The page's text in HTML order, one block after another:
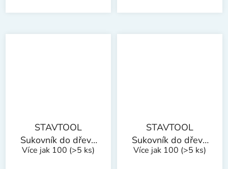
STAVTOOL
Sukovník do dřeva
s SK plátky | 20
Více jak 100 (>5 ks)
STAVTOOL
Sukovník do dřeva
s SK plátky | 25
Více jak 100 (>5 ks)